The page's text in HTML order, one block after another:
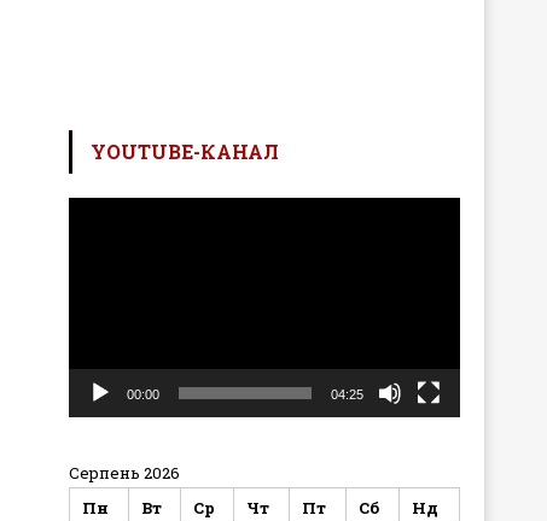
YOUTUBE-КАНАЛ
00:00 04:25
Серпень 2026
Пн
Вт Ср Чт Пт Сб
Нд